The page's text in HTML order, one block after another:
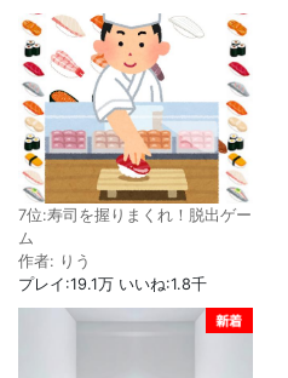
7位:寿司を握りまくれ！脱出ゲー
ム
作者: りう
プレイ:19.1万 いいね:1.8千